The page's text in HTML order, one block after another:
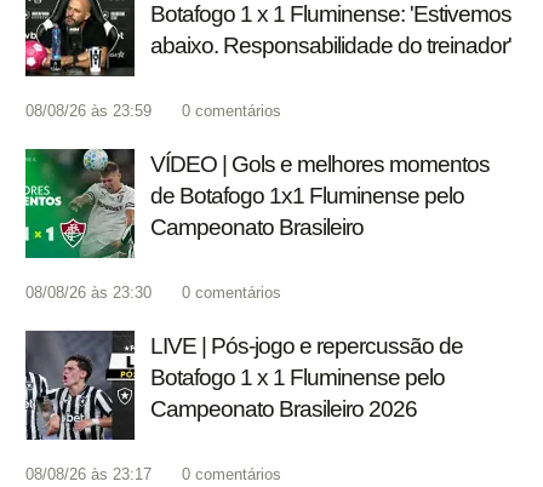
Botafogo 1 x 1 Fluminense: 'Estivemos
abaixo. Responsabilidade do treinador'
08/08/26 às 23:59 0 comentários
VÍDEO | Gols e melhores momentos
de Botafogo 1x1 Fluminense pelo
Campeonato Brasileiro
08/08/26 às 23:30 0 comentários
LIVE | Pós-jogo e repercussão de
Botafogo 1 x 1 Fluminense pelo
Campeonato Brasileiro 2026
08/08/26 às 23:17 0 comentários